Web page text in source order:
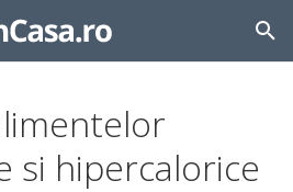
si hipercalorice